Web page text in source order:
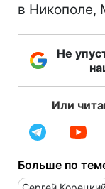
в Никополе,
Не
Или
Больше по